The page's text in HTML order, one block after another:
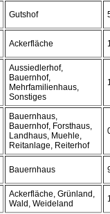
Gutshof
Ackerfläche
Aussiedlerhof,
Bauernhof,
Mehrfamilienhaus,
Sonstiges
Bauernhaus,
Bauernhof, Forsthaus,
Landhaus, Muehle,
Reitanlage, Reiterhof
Bauernhaus
Ackerfläche, Grünland,
Wald, Weideland